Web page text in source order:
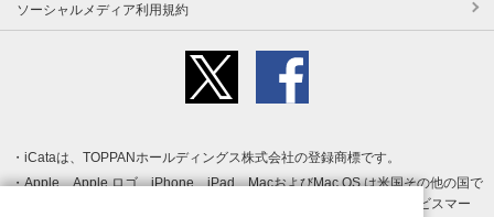
ソーシャルメディア利用規約
iCataは、TOPPANホールディングス株式会社の登録商標です。
Apple、Apple ロゴ、iPhone、iPad、MacおよびMac OS は米国その他の国で
登録された Apple Inc. の商標です。App Store は Apple Inc. のサービスマー